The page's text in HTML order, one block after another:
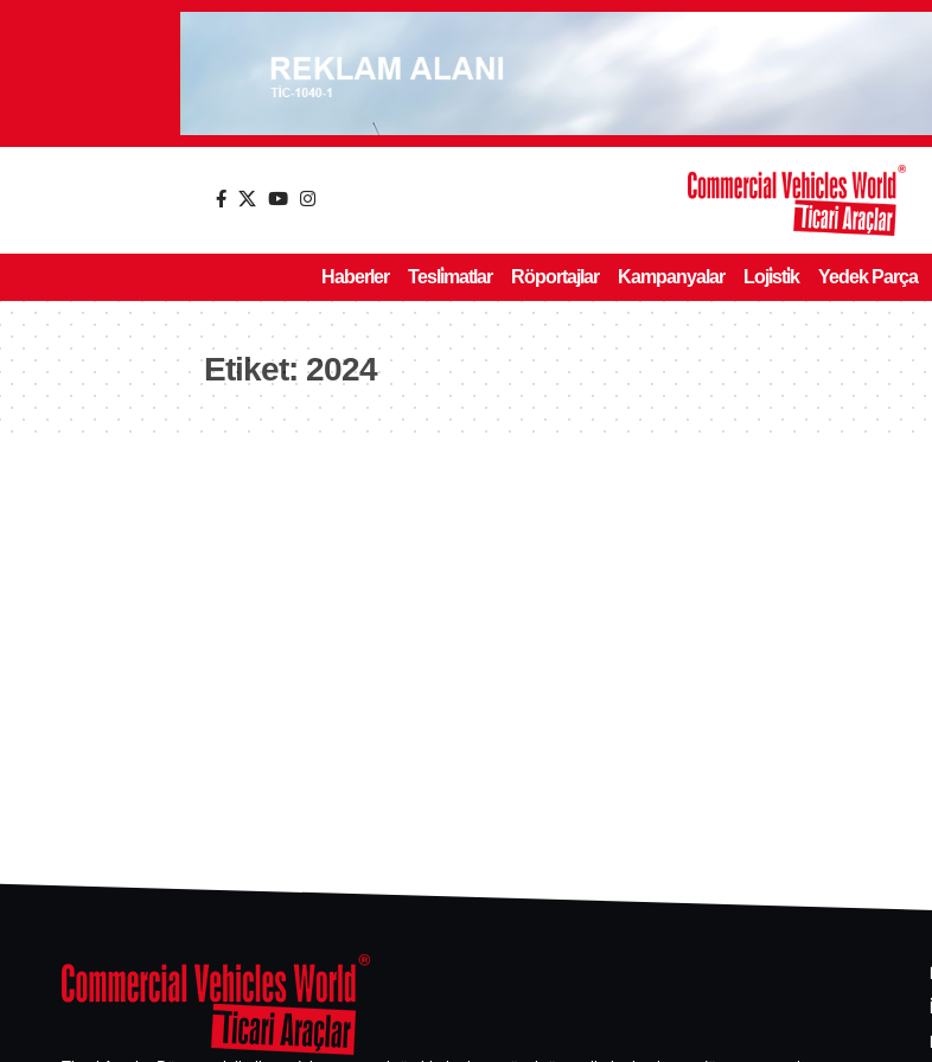
Haberler Tesli̇matlar Röportajlar Kampanyalar Loji̇sti̇k Yedek Parça
Etiket: 2024